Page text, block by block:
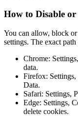
How to Disable
You can allow, block
settings. The exact
Chrome:
data.
Firefox:
Data.
Safari: Settings,
Edge: Settings,
delete cookies.